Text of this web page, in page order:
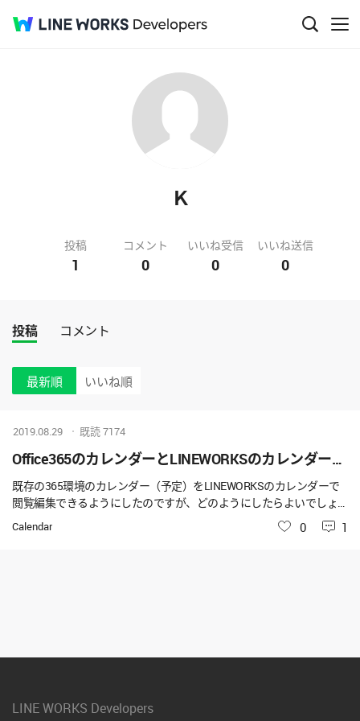
Ｋ
投稿
1
コメント
0
いいね受信
0
いいね送信
0
投稿 コメント
最新順 いいね順
Office365のカレンダーとLINEWORKSのカレンダーを連携したい
既存の365環境のカレンダー（予定）をLINEWORKSのカレンダーで
閲覧編集できるようにしたのですが、どのようにしたらよいでしょ
うか？ まず、できるかどうかをご教示頂ければと思います。 よろし
Calendar
2019.08.29 既読7174
いいね
0 1
LINE WORKS Developers